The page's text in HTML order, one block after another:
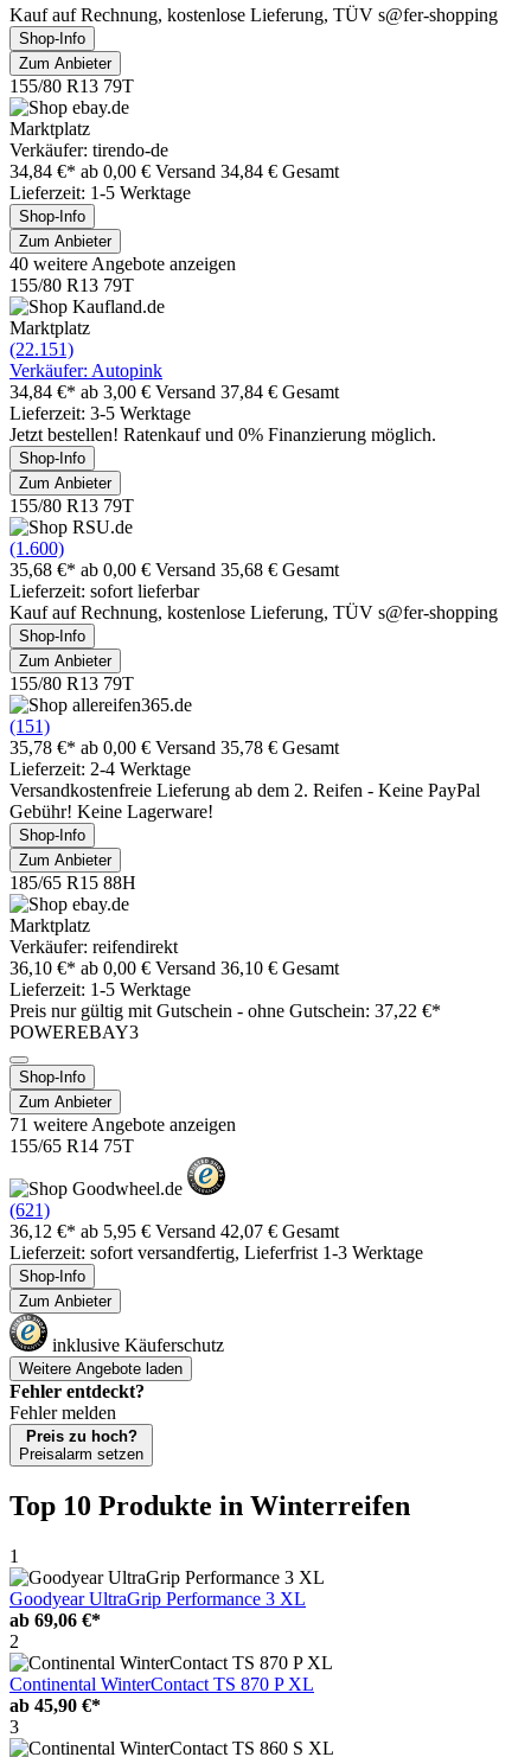
Kauf auf Rechnung, kostenlose Lieferung, TÜV s@fer-shopping
Shop-Info
Zum Anbieter
155/80 R13 79T
Marktplatz
Verkäufer: tirendo-de
34,84 €* ab 0,00 € Versand 34,84 € Gesamt
Lieferzeit: 1-5 Werktage
Shop-Info
Zum Anbieter
40 weitere Angebote anzeigen
155/80 R13 79T
Marktplatz
(22.151)
Verkäufer: Autopink
34,84 €* ab 3,00 € Versand 37,84 € Gesamt
Lieferzeit: 3-5 Werktage
Jetzt bestellen! Ratenkauf und 0% Finanzierung möglich.
Shop-Info
Zum Anbieter
155/80 R13 79T
(1.600)
35,68 €* ab 0,00 € Versand 35,68 € Gesamt
Lieferzeit: sofort lieferbar
Kauf auf Rechnung, kostenlose Lieferung, TÜV s@fer-shopping
Shop-Info
Zum Anbieter
155/80 R13 79T
(151)
35,78 €* ab 0,00 € Versand 35,78 € Gesamt
Lieferzeit: 2-4 Werktage
Versandkostenfreie Lieferung ab dem 2. Reifen - Keine PayPal
Gebühr! Keine Lagerware!
Shop-Info
Zum Anbieter
185/65 R15 88H
Marktplatz
Verkäufer: reifendirekt
36,10 €* ab 0,00 € Versand 36,10 € Gesamt
Lieferzeit: 1-5 Werktage
Preis nur gültig mit Gutschein - ohne Gutschein: 37,22 €*
POWEREBAY3
Shop-Info
Zum Anbieter
71 weitere Angebote anzeigen
155/65 R14 75T
(621)
36,12 €* ab 5,95 € Versand 42,07 € Gesamt
Lieferzeit: sofort versandfertig, Lieferfrist 1-3 Werktage
Shop-Info
Zum Anbieter
inklusive Käuferschutz
Weitere Angebote laden
Fehler entdeckt?
Fehler melden
Preis zu hoch?
Preisalarm setzen
Top 10 Produkte in Winterreifen
1
Goodyear UltraGrip Performance 3 XL
ab 69,06 €*
2
Continental WinterContact TS 870 P XL
ab 45,90 €*
3